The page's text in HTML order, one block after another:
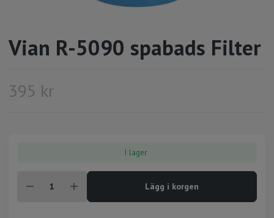
Vian R-5090 spabads Filter
395 kr
I lager
Lägg i korgen